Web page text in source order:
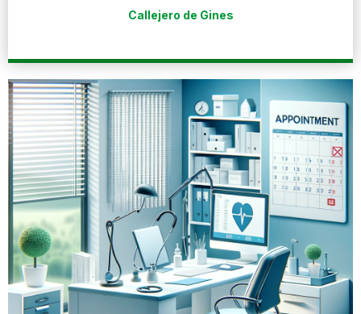
Callejero de Gines